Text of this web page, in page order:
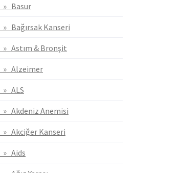
» Basur
» Bağırsak Kanseri
» Astım & Bronşit
» Alzeimer
» ALS
» Akdeniz Anemisi
» Akciğer Kanseri
» Aids